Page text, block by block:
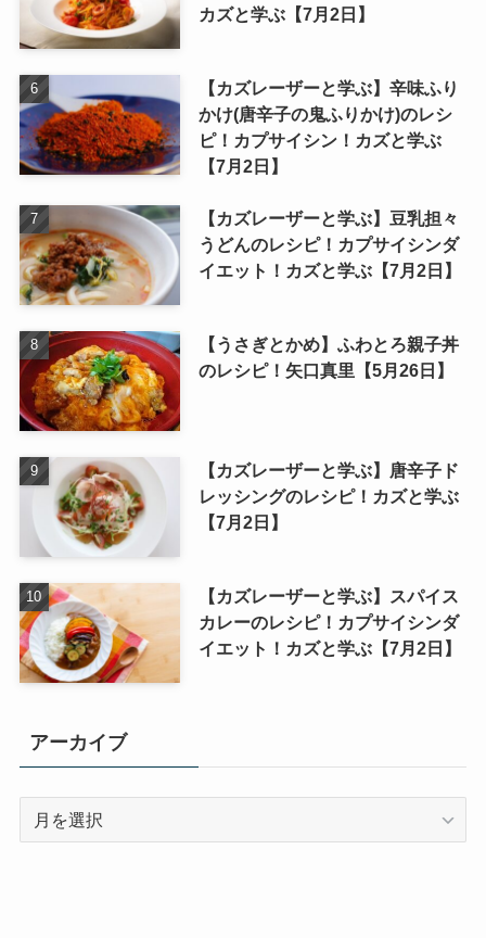
カズと学ぶ【7月2日】
【カズレーザーと学ぶ】辛味ふり
かけ(唐辛子の鬼ふりかけ)のレシ
ピ！カプサイシン！カズと学ぶ
【7月2日】
【カズレーザーと学ぶ】豆乳担々
うどんのレシピ！カプサイシンダ
イエット！カズと学ぶ【7月2日】
【うさぎとかめ】ふわとろ親子丼
のレシピ！矢口真里【5月26日】
【カズレーザーと学ぶ】唐辛子ド
レッシングのレシピ！カズと学ぶ
【7月2日】
【カズレーザーと学ぶ】スパイス
カレーのレシピ！カプサイシンダ
イエット！カズと学ぶ【7月2日】
アーカイブ